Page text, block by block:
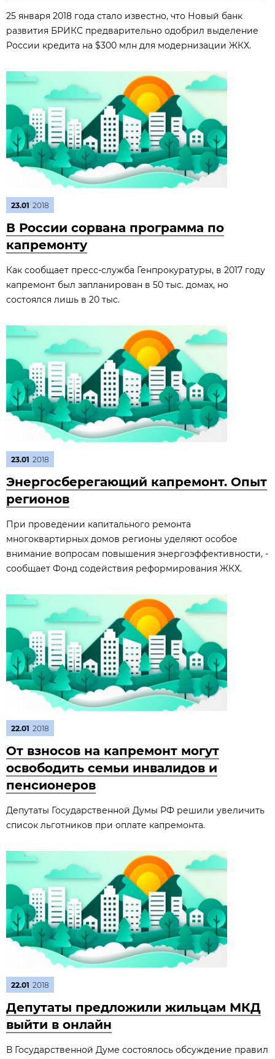
25 января 2018 года стало известно, что Новый банк
развития БРИКС предварительно одобрил выделение
России кредита на $300 млн для модернизации ЖКХ.
23.01 2018
В России сорвана программа по
капремонту
Как сообщает пресс-служба Генпрокуратуры, в 2017 году
капремонт был запланирован в 50 тыс. домах, но
состоялся лишь в 20 тыс.
23.01 2018
Энергосберегающий капремонт. Опыт
регионов
При проведении капитального ремонта
многоквартирных домов регионы уделяют особое
внимание вопросам повышения энергоэффективности, -
сообщает Фонд содействия реформирования ЖКХ.
22.01 2018
От взносов на капремонт могут
освободить семьи инвалидов и
пенсионеров
Депутаты Государственной Думы РФ решили увеличить
список льготников при оплате капремонта.
22.01 2018
Депутаты предложили жильцам МКД
выйти в онлайн
В Государственной Думе состоялось обсуждение правил